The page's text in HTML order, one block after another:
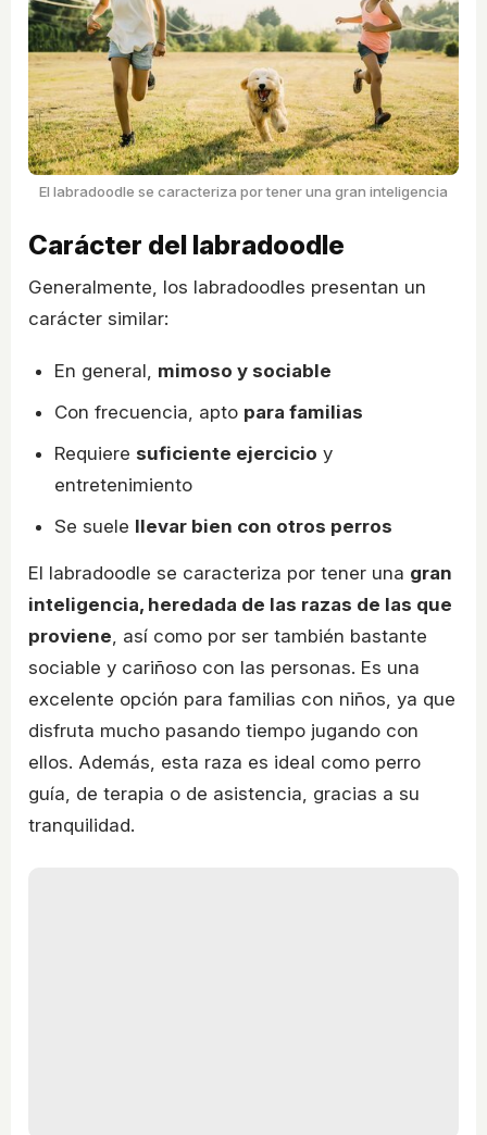
El labradoodle se caracteriza por tener una gran inteligencia
Carácter del labradoodle
Generalmente, los labradoodles presentan un
carácter similar:
En general, mimoso y sociable
Con frecuencia, apto para familias
Requiere suficiente ejercicio y
entretenimiento
Se suele llevar bien con otros perros
El labradoodle se caracteriza por tener una gran
inteligencia, heredada de las razas de las que
proviene , así como por ser también bastante
sociable y cariñoso con las personas. Es una
excelente opción para familias con niños, ya que
disfruta mucho pasando tiempo jugando con
ellos. Además, esta raza es ideal como perro
guía, de terapia o de asistencia, gracias a su
tranquilidad.